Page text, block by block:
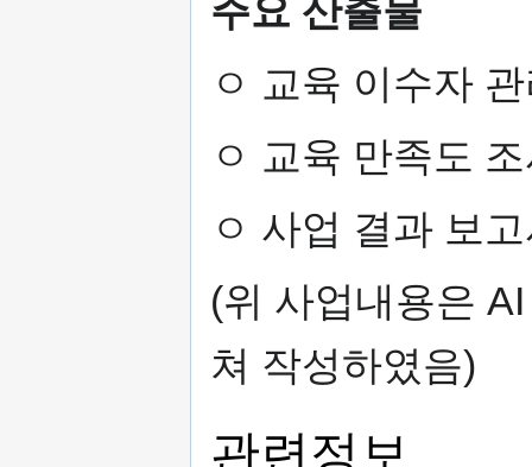
주요 산출물
ㅇ 교육 이수자
ㅇ 교육 만족도
ㅇ 사업 결과 보
(위 사업내용은
쳐 작성하였음)
관련정보